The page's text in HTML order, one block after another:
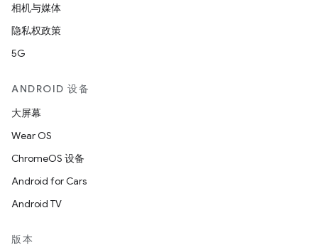
相机与媒体
隐私权政策
5G
ANDROID 设备
大屏幕
Wear OS
ChromeOS 设备
Android for Cars
Android TV
版本